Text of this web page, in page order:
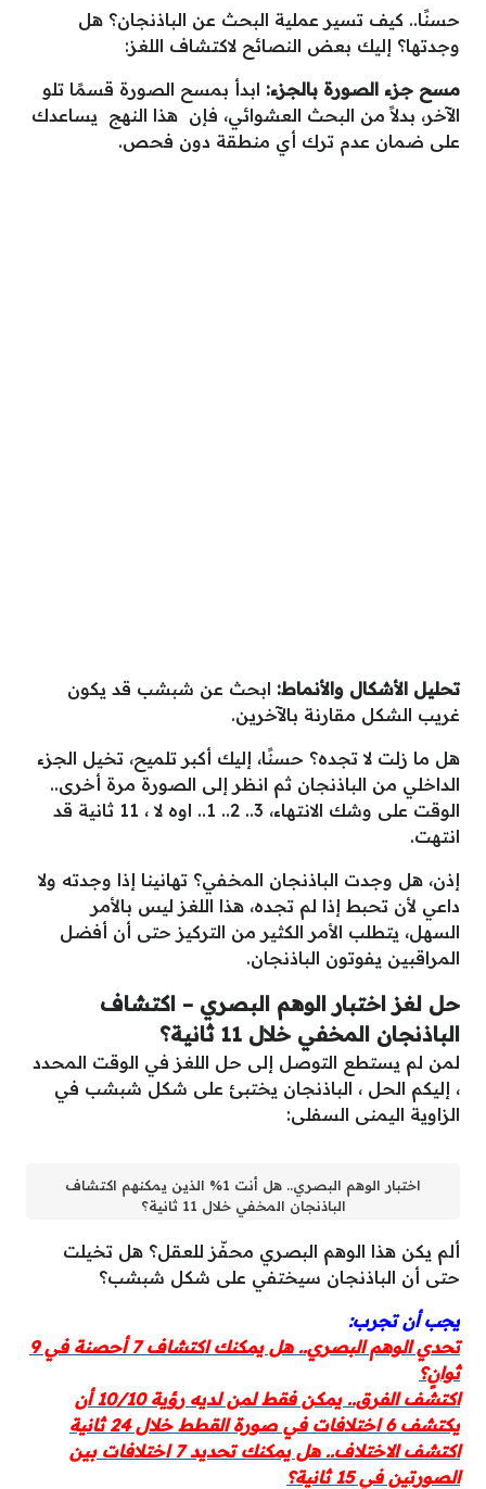
حسنًا.. كيف تسير عملية البحث عن الباذنجان؟ هل
وجدتها؟ إليك بعض النصائح لاكتشاف اللغز:
مسح جزء الصورة بالجزء: ابدأ بمسح الصورة قسمًا تلو
الآخر، بدلاً من البحث العشوائي، فإن هذا النهج يساعدك
على ضمان عدم ترك أي منطقة دون فحص.
تحليل الأشكال والأنماط: ابحث عن شبشب قد يكون
غريب الشكل مقارنة بالآخرين.
هل ما زلت لا تجده؟ حسنًا، إليك أكبر تلميح، تخيل الجزء
الداخلي من الباذنجان ثم انظر إلى الصورة مرة أخرى..
الوقت على وشك الانتهاء، 3.. 2.. 1.. اوه لا ، 11 ثانية قد
انتهت.
إذن، هل وجدت الباذنجان المخفي؟ تهانينا إذا وجدته ولا
داعي لأن تحبط إذا لم تجده، هذا اللغز ليس بالأمر
السهل، يتطلب الأمر الكثير من التركيز حتى أن أفضل
المراقبين يفوتون الباذنجان.
حل لغز اختبار الوهم البصري – اكتشاف
الباذنجان المخفي خلال 11 ثانية؟
لمن لم يستطع التوصل إلى حل اللغز في الوقت المحدد
، إليكم الحل ، الباذنجان يختبئ على شكل شبشب في
الزاوية اليمنى السفلى:
اختبار الوهم البصري.. هل أنت 1% الذين يمكنهم اكتشاف
الباذنجان المخفي خلال 11 ثانية؟
ألم يكن هذا الوهم البصري محفّز للعقل؟ هل تخيلت
حتى أن الباذنجان سيختفي على شكل شبشب؟
يجب أن تجرب:
تحدي الوهم البصري.. هل يمكنك اكتشاف 7 أحصنة في 9
ثوانٍ؟
اكتشف الفرق.. يمكن فقط لمن لديه رؤية 10/10 أن
يكتشف 6 اختلافات في صورة القطط خلال 24 ثانية
اكتشف الاختلاف.. هل يمكنك تحديد 7 اختلافات بين
الصورتين في 15 ثانية؟